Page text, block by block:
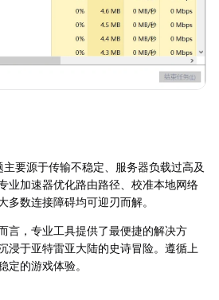
要源于传输不稳定、服务器负载过高及
业加速器优化路由路径、校准本地网络
多数连接障碍均可迎刃而解。
言，专业工具提供了最便捷的解决方
浸于亚特雷亚大陆的史诗冒险。遵循上
定的游戏体验。